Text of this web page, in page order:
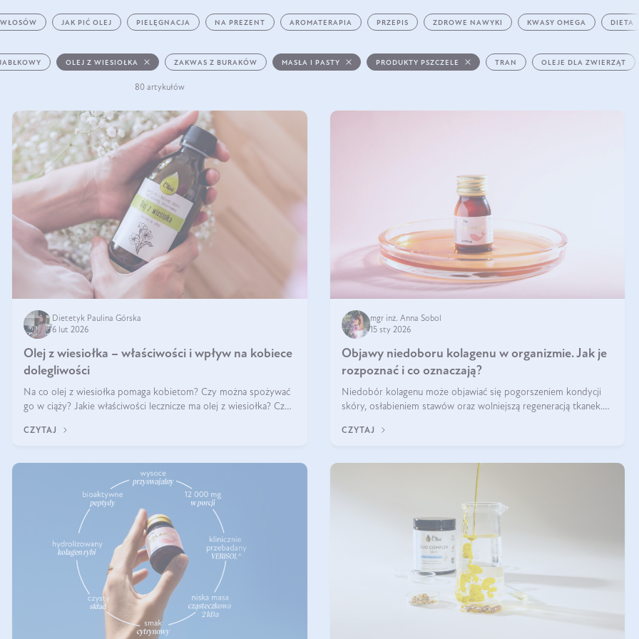
JAK PIĆ OLEJ PIELĘGNACJA NA PREZENT AROMATERAPIA PRZEPIS ZDROWE NAWYKI KWASY OMEGA DIETA
OLEJ Z WIESIOŁKA ZAKWAS Z BURAKÓW MASŁA I PASTY PRODUKTY PSZCZELE TRAN OLEJE DLA ZWIERZĄT
80 artykułów
Dietetyk Paulina Górska
6 lut 2026
Olej z wiesiołka – właściwości i wpływ na kobiece
dolegliwości
Na co olej z wiesiołka pomaga kobietom? Czy można spożywać
go w ciąży? Jakie właściwości lecznicze ma olej z wiesiołka? Czy
efekty? Jaka jes
CZYTAJ
mgr inż. Anna Sobol
15 sty 2026
Objawy niedoboru kolagenu w organizmie. Jak je
rozpoznać i co oznaczają?
Niedobór kolagenu może objawiać się pogorszeniem kondycji
skóry, osłabieniem stawów oraz wolniejszą regeneracją tkanek.
skóry, bóle stawów, łamliwość paznokci oraz osłabienie włosów.
CZYTAJ